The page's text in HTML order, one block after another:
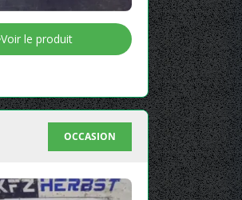
Voir le produit
OCCASION